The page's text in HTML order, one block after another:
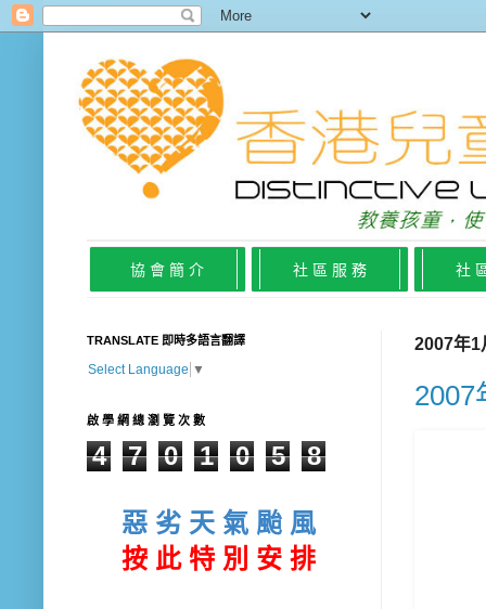
協 會 簡 介 社 區 服 務 社
2007年1
2007
TRANSLATE 即時多語言翻譯
Select Language ▼
啟 學 網 總 瀏 覽 次 數
4 7 0 1 0 5 8
惡 劣 天 氣 颱 風
按 此 特 別 安 排